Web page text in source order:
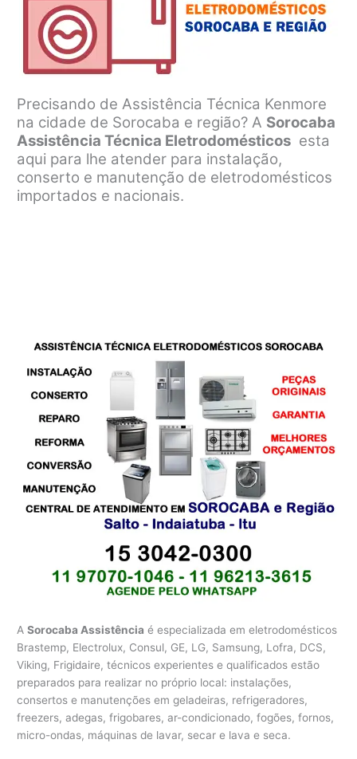
Precisando de Assistência Técnica Kenmore
na cidade de Sorocaba e região? A Sorocaba
Assistência Técnica Eletrodomésticos esta
aqui para lhe atender para instalação,
conserto e manutenção de eletrodomésticos
importados e nacionais.
ASorocaba Assistência é especializada em eletrodomésticos
Brastemp, Electrolux, Consul, GE, LG, Samsung, Lofra, DCS,
Viking, Frigidaire, técnicos experientes e qualificados estão
preparados para realizar no próprio local: instalações,
consertos e manutenções em geladeiras, refrigeradores,
freezers, adegas, frigobares, ar-condicionado, fogões, fornos,
micro-ondas, máquinas de lavar, secar e lava e seca.